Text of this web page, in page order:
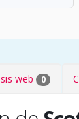
web 0